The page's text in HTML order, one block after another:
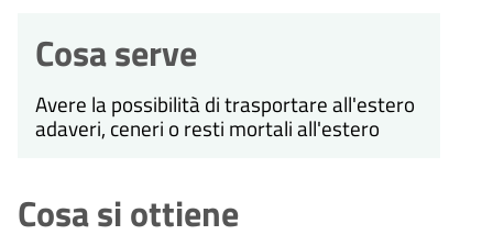
Cosa serve
Avere la possibilità di trasportare all'estero
adaveri, ceneri o resti mortali all'estero
Cosa si ottiene